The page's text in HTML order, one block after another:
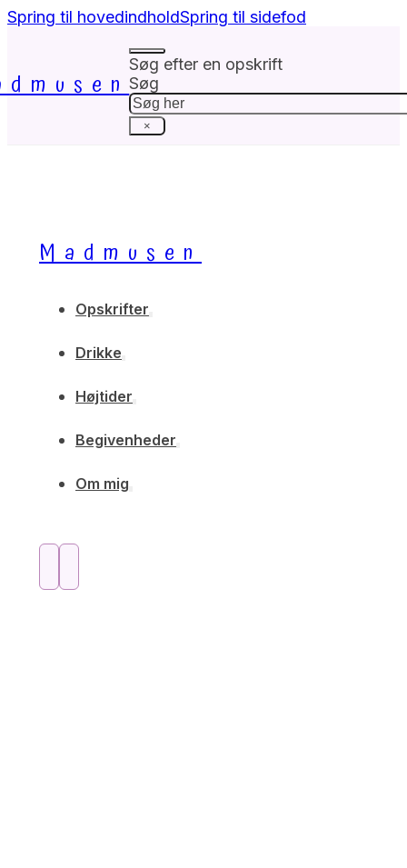
Spring til hovedindholdSpring til sidefod
Søg efter en opskrift
Søg
×
Madmusen
Opskrifter
Drikke
Højtider
Begivenheder
Om mig